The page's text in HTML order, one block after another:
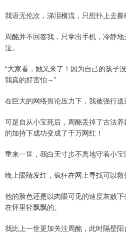
我语无伦次，涕泪横流，只想扑上去撕
周酩并不回答我，只拿出手机，冷静
泣。
“大家看，她又来了！因为自己的孩子
我真的好害怕～”
在巨大的网络舆论压力下，我被强行送
可是自从小宝死后，周酩丢掉了古法
的加持下成功变成了千万网红！
重来一世，我白天寸步不离地守着小宝
晚上眼睛发红，疯狂在网上寻找可以救
他的脸色还是以肉眼可见的速度灰败
在怀里轻飘飘的。
我比上一世更加关注周酩，此时隔壁阳